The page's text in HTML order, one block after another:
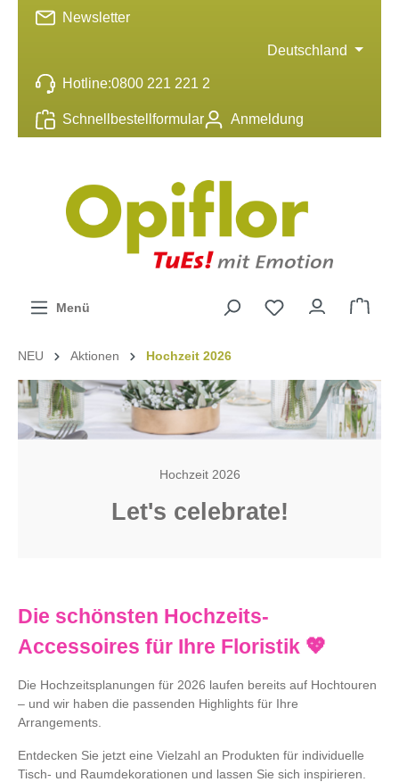
springen
Hotline:0800 221 221 2
Schnellbestellformular Anmeldung
Newsletter
Deutschland
Menü
NEU Aktionen Hochzeit 2026
Hochzeit 2026
Let's celebrate!
Die schönsten Hochzeits-
Accessoires für Ihre Floristik 💖
Die Hochzeitsplanungen für 2026 laufen bereits auf Hochtouren
– und wir haben die passenden Highlights für Ihre
Arrangements.
Entdecken Sie jetzt eine Vielzahl an Produkten für individuelle
Tisch- und Raumdekorationen und lassen Sie sich inspirieren.